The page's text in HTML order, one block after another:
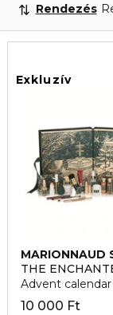
Rendezés
Exkluzív
MARIONNAUD
THE
Advent calendar
10 000 Ft